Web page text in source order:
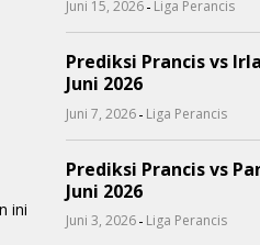
ini
Juni 15, 2026 - Liga Perancis
Prediksi Prancis vs
Juni 2026
Juni 7, 2026 - Liga Perancis
Prediksi Prancis vs
Juni 2026
Juni 3, 2026 - Liga Perancis